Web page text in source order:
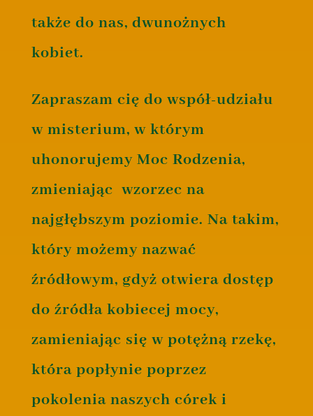
także do nas, dwunożnych
kobiet.
Zapraszam cię do współ-udziału
w misterium, w którym
uhonorujemy Moc Rodzenia,
zmieniając wzorzec na
najgłębszym poziomie. Na takim,
który możemy nazwać
źródłowym, gdyż otwiera dostęp
do źródła kobiecej mocy,
zamieniając się w potężną rzekę,
która popłynie poprzez
pokolenia naszych córek i